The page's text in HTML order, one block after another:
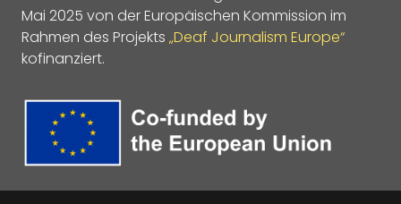
Mai 2025 von der Europäischen Kommission im
Rahmen des Projekts „Deaf Journalism Europe“
kofinanziert.